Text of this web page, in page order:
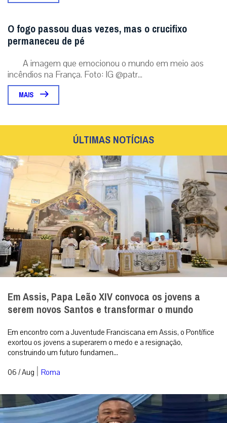
O fogo passou duas vezes, mas o crucifixo
permaneceu de pé
A imagem que emocionou o mundo em meio aos
incêndios na França. Foto: IG @patr...
MAIS
ÚLTIMAS NOTÍCIAS
Em Assis, Papa Leão XIV convoca os jovens a
serem novos Santos e transformar o mundo
Em encontro com a Juventude Franciscana em Assis, o Pontífice
exortou os jovens a superarem o medo e a resignação,
construindo um futuro fundamen...
06 / Aug | Roma